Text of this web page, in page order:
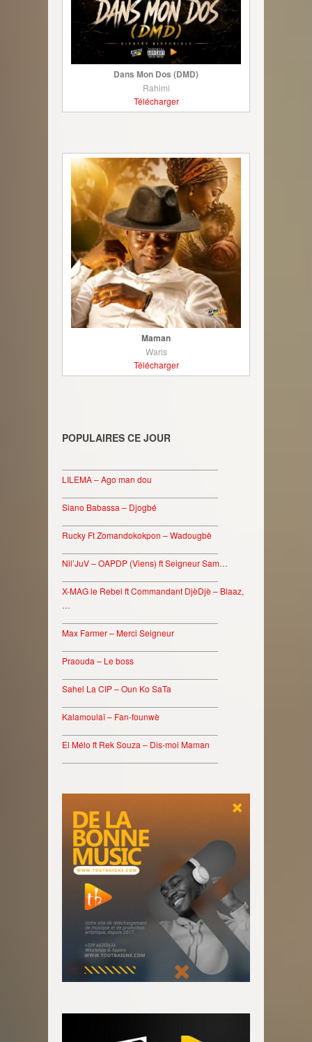
Dans Mon Dos (DMD)
Rahimi
Télécharger
Maman
Waris
Télécharger
POPULAIRES CE JOUR
LILEMA – Ago man dou
Siano Babassa – Djogbé
Rucky Ft Zomandokokpon – Wadougbè
Nil’JuV – OAPDP (Viens) ft Seigneur Sam…
X-MAG le Rebel ft Commandant DjèDjè – Blaaz,
…
Max Farmer – Merci Seigneur
Praouda – Le boss
Sahel La CIP – Oun Ko SaTa
Kalamoulaï – Fan-founwè
El Mélo ft Rek Souza – Dis-moi Maman